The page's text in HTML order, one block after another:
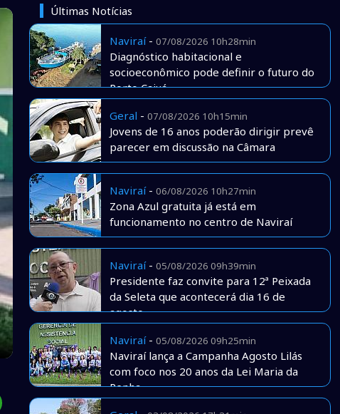
Últimas Notícias
Naviraí- 07/08/2026 10h28min
Diagnóstico habitacional e
socioeconômico pode definir o futuro do
Porto Caiuá
Geral - 07/08/2026 10h15min
Jovens de 16 anos poderão dirigir prevê
parecer em discussão na Câmara
Naviraí- 06/08/2026 10h27min
Zona Azul gratuita já está em
funcionamento no centro de Naviraí
Naviraí- 05/08/2026 09h39min
Presidente faz convite para 12ª Peixada
da Seleta que acontecerá dia 16 de
agosto
Naviraí- 05/08/2026 09h25min
Naviraí lança a Campanha Agosto Lilás
com foco nos 20 anos da Lei Maria da
Penha